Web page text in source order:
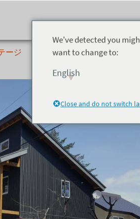
ージ
We've detected you
want to change to:
English
Close and do not switch